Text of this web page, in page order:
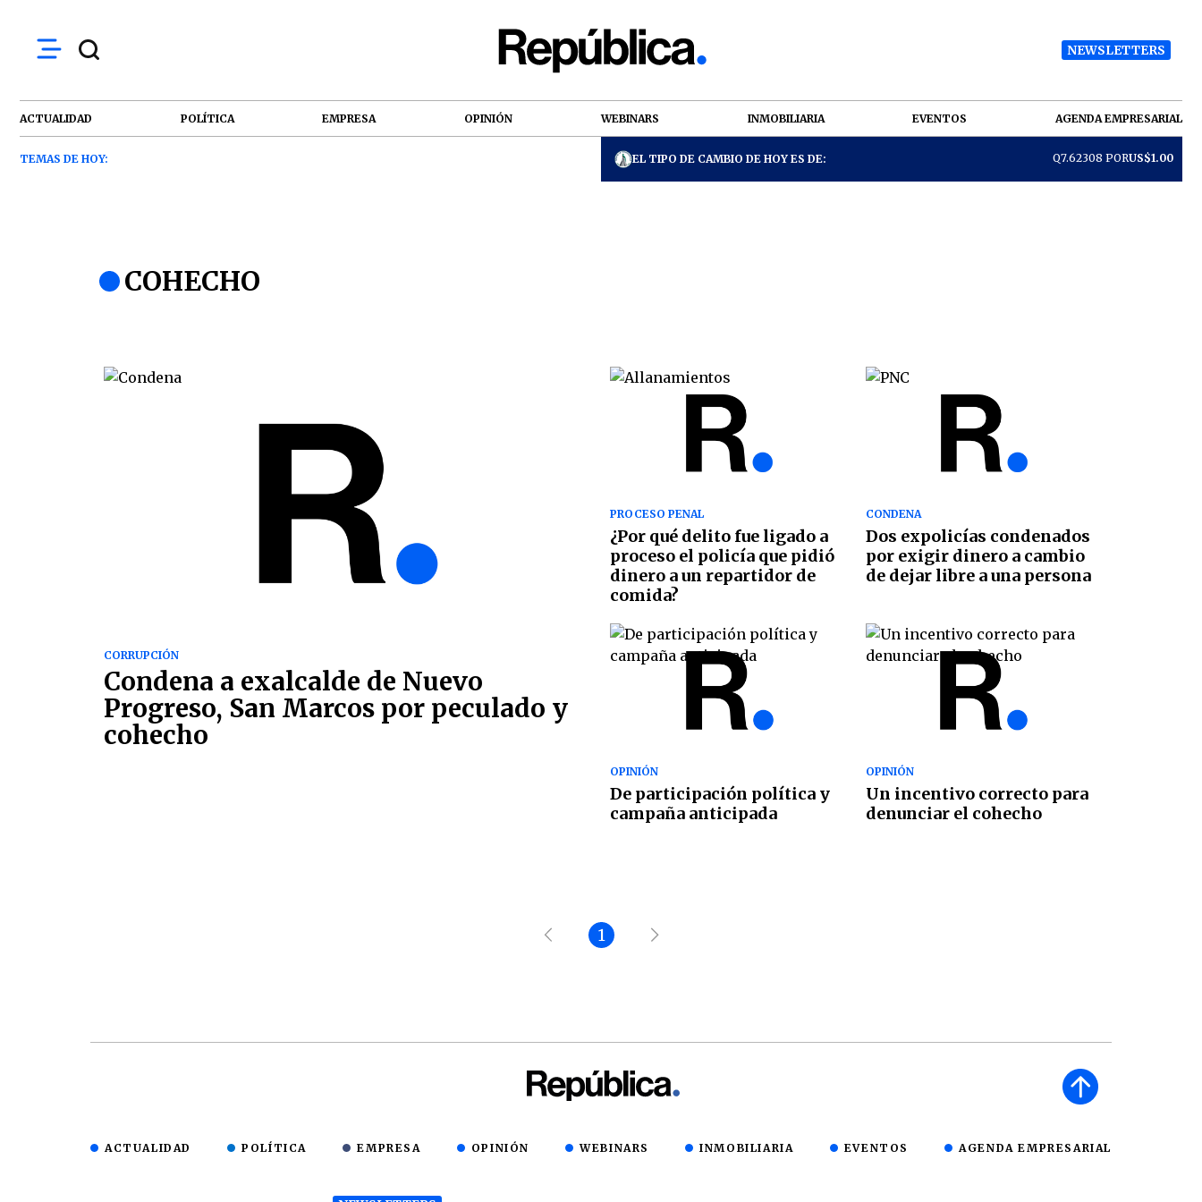
NEWSLETTERS
ACTUALIDAD POLÍTICA EMPRESA OPINIÓN WEBINARS INMOBILIARIA EVENTOS AGENDA EMPRESARIAL
TEMAS DE HOY: EL TIPO DE CAMBIO DE HOY ES DE: Q7.62308 PORUS$1.00
COHECHO
CORRUPCIÓN
Condena a exalcalde de Nuevo
Progreso, San Marcos por peculado y
cohecho
PROCESO PENAL
¿Por qué delito fue ligado a
proceso el policía que pidió
dinero a un repartidor de
comida?
CONDENA
Dos expolicías condenados
por exigir dinero a cambio
de dejar libre a una persona
OPINIÓN
De participación política y
campaña anticipada
OPINIÓN
Un incentivo correcto para
denunciar el cohecho
1
ACTUALIDAD POLÍTICA EMPRESA OPINIÓN WEBINARS INMOBILIARIA EVENTOS AGENDA EMPRESARIAL